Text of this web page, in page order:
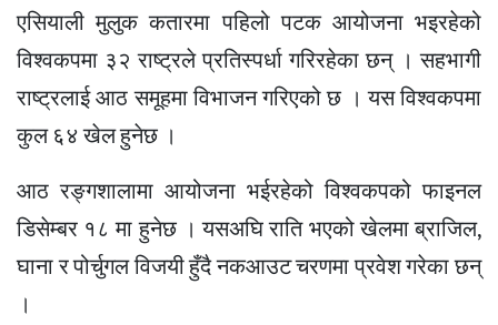
एसियाली मुलुक कतारमा पहिलो पटक आयोजना भइरहेको
विश्वकपमा ३२ राष्ट्रले प्रतिस्पर्धा गरिरहेका छन् । सहभागी
राष्ट्रलाई आठ समूहमा विभाजन गरिएको छ । यस विश्वकपमा
कुल ६४ खेल हुनेछ ।
आठ रङ्गशालामा आयोजना भईरहेको विश्वकपको फाइनल
डिसेम्बर १८ मा हुनेछ । यसअघि राति भएको खेलमा ब्राजिल,
घाना र पोर्चुगल विजयी हुँदै नकआउट चरणमा प्रवेश गरेका छन्
।